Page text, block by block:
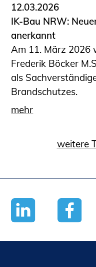
12.03.2026
IK-Bau NRW:
anerkannt
Am 11. März 2026
Frederik Böcker
als
Brandschutzes.
mehr
weitere